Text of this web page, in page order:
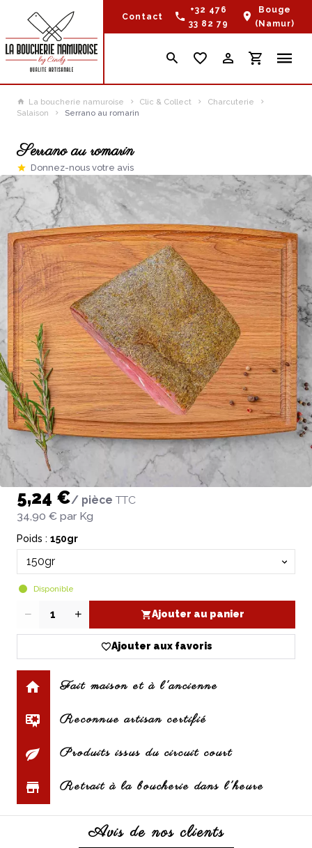
Contact
+32 476
33 82 79
Bouge
(Namur)
La boucherie namuroise Clic & Collect
Charcuterie
Salaison
Serrano au romarin
Serrano au romarin
Donnez-nous votre avis
5,24 €/ pièce TTC
34,90 € par Kg
Poids : 150gr
Disponible
Quantité Ajouter au panier
Ajouter aux favoris
Fait maison et à l'ancienne
Reconnue artisan certifié
Produits issus du circuit court
Retrait à la boucherie dans l'heure
Avis de nos clients